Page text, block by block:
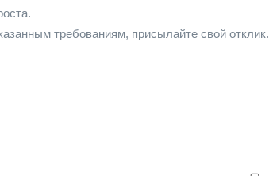
требованиям, присылайте свой отклик.